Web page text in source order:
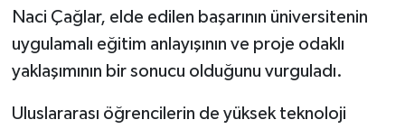
Naci Çağlar, elde edilen başarının üniversitenin
uygulamalı eğitim anlayışının ve proje odaklı
yaklaşımının bir sonucu olduğunu vurguladı.
Uluslararası öğrencilerin de yüksek teknoloji